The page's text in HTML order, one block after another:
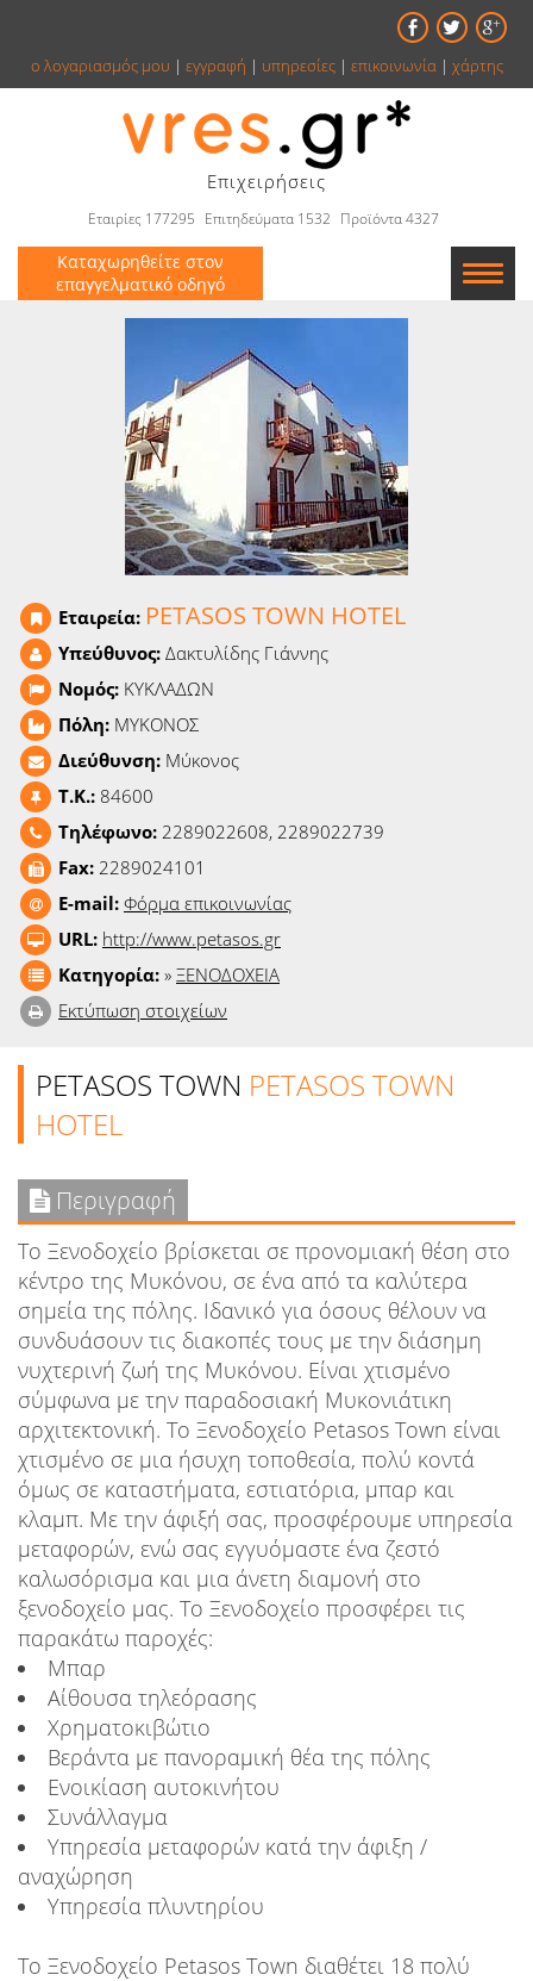
ο λογαριασμός μου | εγγραφή | υπηρεσίες| επικοινωνία| χάρτης
Επιχειρήσεις
Εταιρίες 177295 Επιτηδεύματα 1532 Προϊόντα 4327
Καταχωρηθείτε στον
επαγγελματικό οδηγό
Εταιρείες
Κατάλογος
Αγγελίες
Βιβλία
Ειδήσεις
Παιχνίδια
Ραδιόφωνο
Ταινίες
Εταιρεία: PETASOS TOWN HOTEL
Υπεύθυνος: Δακτυλίδης Γιάννης
Νομός: ΚΥΚΛΑΔΩΝ
Πόλη: ΜΥΚΟΝΟΣ
Διεύθυνση: Μύκονος
T.K.: 84600
Τηλέφωνο: 2289022608, 2289022739
Fax: 2289024101
E-mail: Φόρμα επικοινωνίας
URL: http://www.petasos.gr
Κατηγορία: » ΞΕΝΟΔΟΧΕΙΑ
Εκτύπωση στοιχείων
PETASOS TOWN PETASOS TOWN
HOTEL
Περιγραφή
Το Ξενοδοχείο βρίσκεται σε προνομιακή θέση στο
κέντρο της Μυκόνου, σε ένα από τα καλύτερα
σημεία της πόλης. Ιδανικό για όσους θέλουν να
συνδυάσουν τις διακοπές τους με την διάσημη
νυχτερινή ζωή της Μυκόνου. Είναι χτισμένο
σύμφωνα με την παραδοσιακή Μυκονιάτικη
αρχιτεκτονική. Το Ξενοδοχείο Petasos Town είναι
χτισμένο σε μια ήσυχη τοποθεσία, πολύ κοντά
όμως σε καταστήματα, εστιατόρια, μπαρ και
κλαμπ. Με την άφιξή σας, προσφέρουμε υπηρεσία
μεταφορών, ενώ σας εγγυόμαστε ένα ζεστό
καλωσόρισμα και μια άνετη διαμονή στο
ξενοδοχείο μας. Το Ξενοδοχείο προσφέρει τις
παρακάτω παροχές:
Μπαρ
Αίθουσα τηλεόρασης
Χρηματοκιβώτιο
Βεράντα με πανοραμική θέα της πόλης
Ενοικίαση αυτοκινήτου
Συνάλλαγμα
Υπηρεσία μεταφορών κατά την άφιξη /
αναχώρηση
Υπηρεσία πλυντηρίου
Το Ξενοδοχείο Petasos Town διαθέτει 18 πολύ